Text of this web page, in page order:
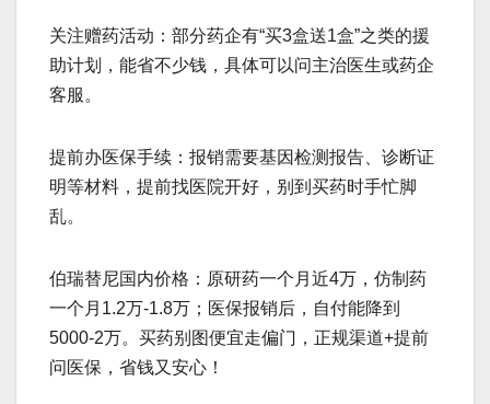
​​关注赠药活动​​：部分药企有“买3盒送1盒”之类的援
助计划，能省不少钱，具体可以问主治医生或药企
客服。
​​提前办医保手续​​：报销需要基因检测报告、诊断证
明等材料，提前找医院开好，别到买药时手忙脚
乱。
伯瑞替尼国内价格：原研药一个月近4万，仿制药
一个月1.2万-1.8万；医保报销后，自付能降到
5000-2万。买药别图便宜走偏门，正规渠道+提前
问医保，省钱又安心！